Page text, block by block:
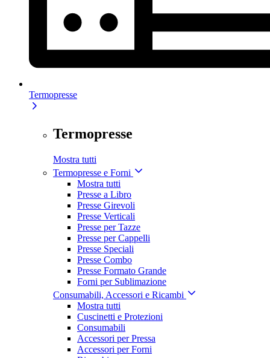
Termopresse
Termopresse
Mostra tutti
Termopresse e Forni
Mostra tutti
Presse a Libro
Presse Girevoli
Presse Verticali
Presse per Tazze
Presse per Cappelli
Presse Speciali
Presse Combo
Presse Formato Grande
Forni per Sublimazione
Consumabili, Accessori e Ricambi
Mostra tutti
Cuscinetti e Protezioni
Consumabili
Accessori per Pressa
Accessori per Forni